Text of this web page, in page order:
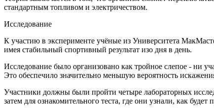
стандартным топливом и электричеством.
Исследование
К участию в эксперименте учёные из Университета
имея стабильный спортивный результат изо дня в день.
Исследование было организовано как тройное слепое - ни
Это обеспечило значительно меньшую вероятность
Участники должны были пройти четыре лабораторных
затем для ознакомительного теста, где они узнали, как